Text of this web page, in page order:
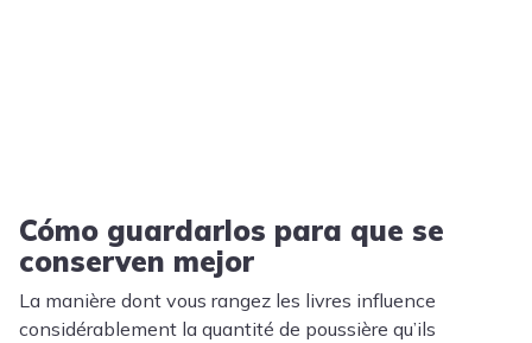
Cómo guardarlos para que se
conserven mejor
La manière dont vous rangez les livres influence
considérablement la quantité de poussière qu’ils